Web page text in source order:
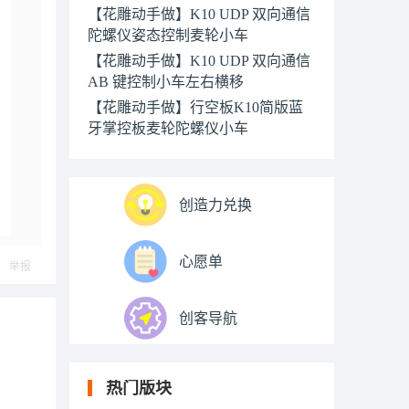
举报
【花雕动手做】K10 UDP 双向通信
陀螺仪姿态控制麦轮小车
【花雕动手做】K10 UDP 双向通信
AB 键控制小车左右横移
【花雕动手做】行空板K10简版蓝
牙掌控板麦轮陀螺仪小车
创造力兑换
心愿单
创客导航
热门版块